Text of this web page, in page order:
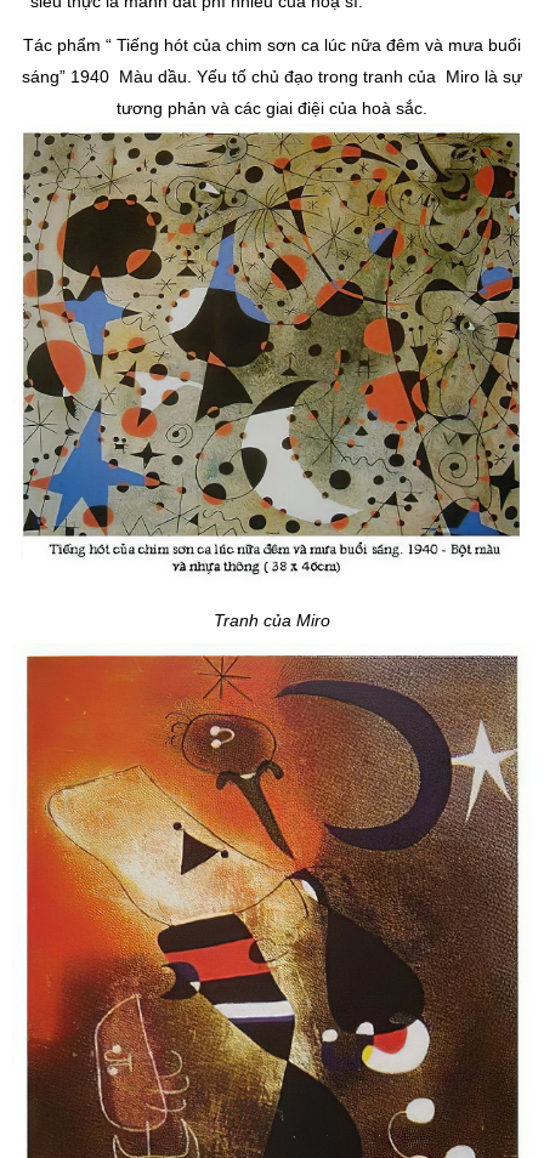
Tác phẩm “ Tiếng hót của chim sơn ca lúc nữa đêm và mưa buổi
sáng” 1940 Màu dầu. Yếu tố chủ đạo trong tranh của Miro là sự
tương phản và các giai điệi của hoà sắc.
Tranh của Miro